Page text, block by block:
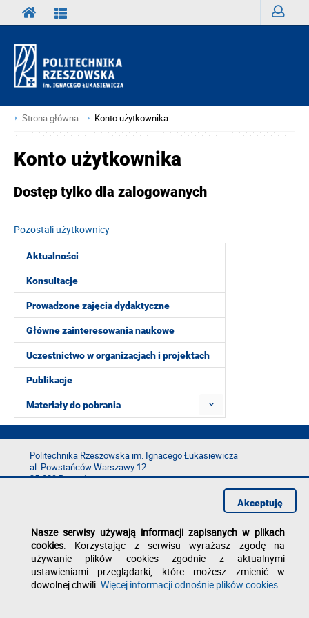
Strona główna Konto użytkownika
Aktualności
Konsultacje
Prowadzone zajęcia dydaktyczne
Główne zainteresowania naukowe
Uczestnictwo w organizacjach i projektach
Publikacje
Materiały do pobrania
Konto użytkownika
Dostęp tylko dla zalogowanych
Pozostali użytkownicy
Politechnika Rzeszowska im. Ignacego Łukasiewicza
al. Powstańców Warszawy 12
35-029 Rzeszów
Deklaracja dostępności
Polityka prywatności
Zgłoś błąd na stronie
Nasze serwisy używają informacji zapisanych w plikach
cookies. Korzystając z serwisu wyrażasz zgodę na
używanie plików cookies zgodnie z aktualnymi
ustawieniami przeglądarki, które możesz zmienić w
dowolnej chwili. Więcej informacji odnośnie plików cookies.
Akceptuję